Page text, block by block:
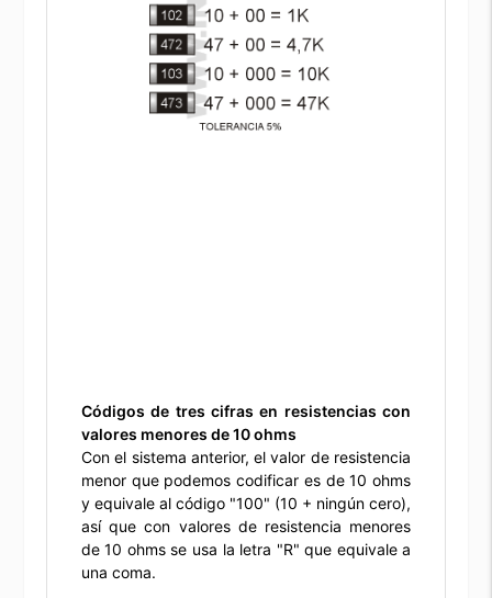
Códigos de tres cifras en resistencias con
valores menores de 10 ohms
Con el sistema anterior, el valor de resistencia
menor que podemos codificar es de 10 ohms
y equivale al código "100" (10 + ningún cero),
así que con valores de resistencia menores
de 10 ohms se usa la letra "R" que equivale a
una coma.